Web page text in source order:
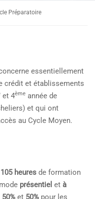
Préparatoire
essentiellement
crédit et établissements
et 4ème année de
et qui ont
au Cycle Moyen.
105 heures de formation
présentiel et à
50% et 50% pour les